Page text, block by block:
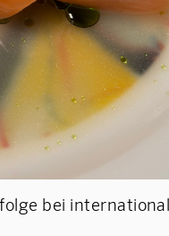
bei